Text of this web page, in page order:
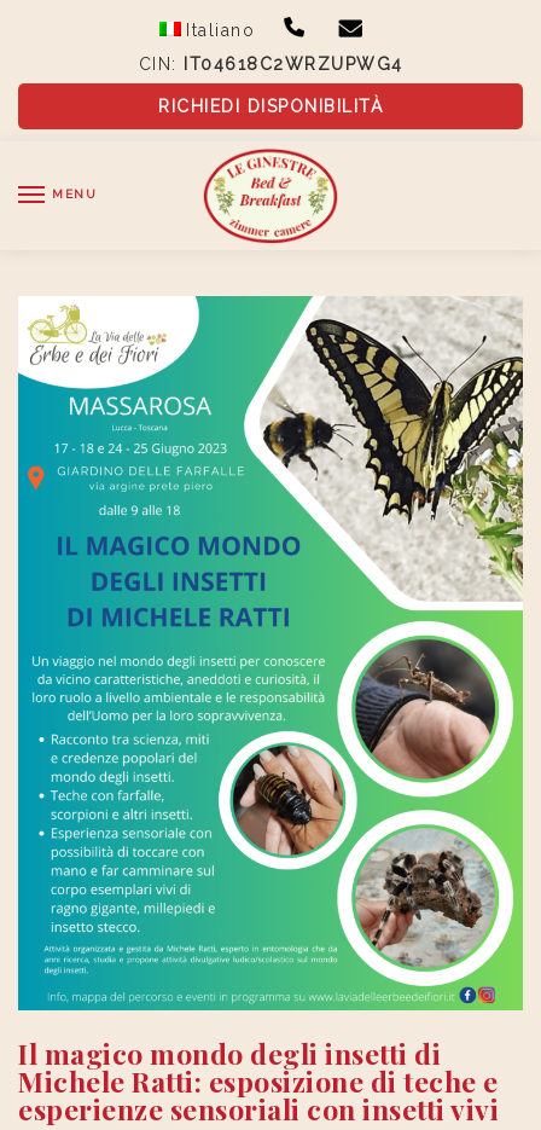
Italiano
CIN:
IT04618C2WRZUPWG4
RICHIEDI DISPONIBILITÀ
MENU
Il magico mondo degli insetti di
Michele Ratti: esposizione di teche e
esperienze sensoriali con insetti vivi